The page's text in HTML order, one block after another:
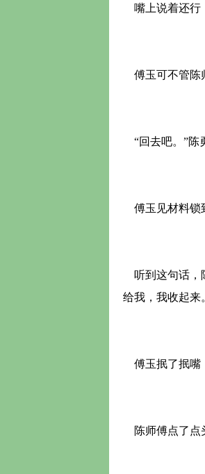
嘴上说着还行
傅玉可不管陈
“回去吧。”陈
傅玉见材料锁
听到这句话，
给我，我收起来
傅玉抿了抿嘴
陈师傅点了点